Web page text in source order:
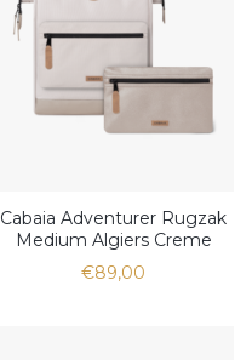
Cabaia Adventurer Rugzak
Medium Algiers Creme
€89,00